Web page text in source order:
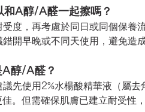
和A醇/A醛一起擦嗎？
度，再考慮於同日或同個保養
開早晚或不同天使用，避免造
醇/A醛？
先使用2%水楊酸精華液（屬
。但需確保肌膚已建立耐受性